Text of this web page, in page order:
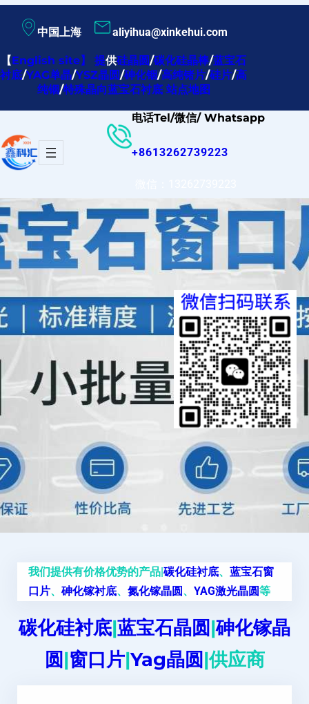
内
容
中国上海 aliyihua@xinkehui.com
【English site】提供硅晶圆/碳化硅晶棒/蓝宝石
衬底/YAG单晶/YSZ晶圆/砷化铟/高纯锗片/硅片/高
纯铟/特殊晶向蓝宝石衬底 站点地图
电话Tel/微信/ Whatsapp
+8613262739223
我们提供有价格优势的产品|碳化硅衬底、 蓝宝石窗
口片、 砷化镓衬底、 氮化镓晶圆、 YAG激光晶圆等
碳化硅衬底|蓝宝石晶圆|砷化镓晶
圆|窗口片|Yag晶圆|供应商